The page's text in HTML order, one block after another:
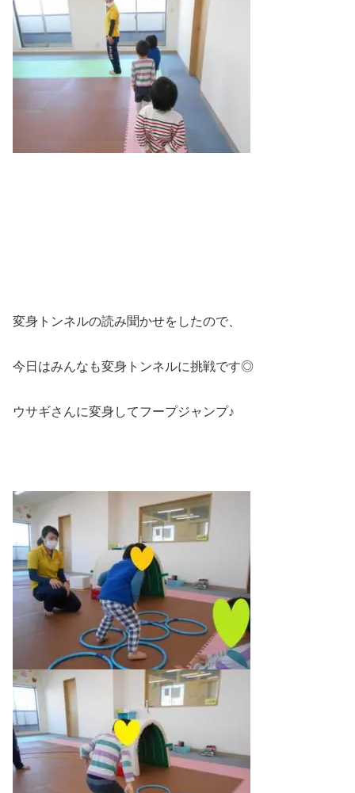
変身トンネルの読み聞かせをしたので、
今日はみんなも変身トンネルに挑戦です◎
ウサギさんに変身してフープジャンプ♪